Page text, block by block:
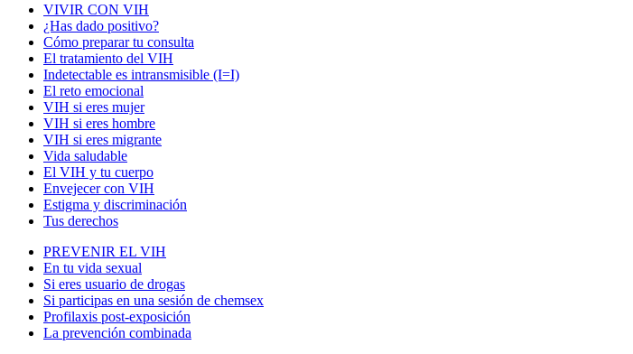
VIVIR CON VIH
¿Has dado positivo?
Cómo preparar tu consulta
El tratamiento del VIH
Indetectable es intransmisible (I=I)
El reto emocional
VIH si eres mujer
VIH si eres hombre
VIH si eres migrante
Vida saludable
El VIH y tu cuerpo
Envejecer con VIH
Estigma y discriminación
Tus derechos
PREVENIR EL VIH
En tu vida sexual
Si eres usuario de drogas
Si participas en una sesión de chemsex
Profilaxis post-exposición
La prevención combinada